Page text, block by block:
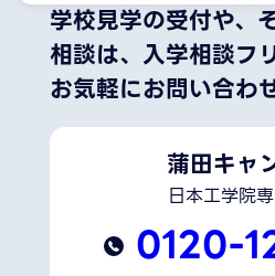
学校見学の受付や、
相談は、 入学相談フ
お気軽にお問い合わ
蒲田キャ
日本工学院
0120-